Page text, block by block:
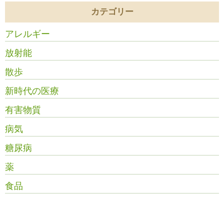
カテゴリー
アレルギー
放射能
散歩
新時代の医療
有害物質
病気
糖尿病
薬
食品